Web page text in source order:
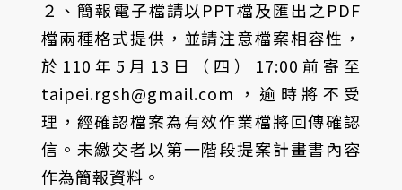
２、簡報電子檔請以PPT檔及匯出之PDF
檔兩種格式提供，並請注意檔案相容性，
於110年5月13日（四）17:00前寄至
taipei.rgsh@gmail.com，逾時將不受
理，經確認檔案為有效作業檔將回傳確認
信。未繳交者以第一階段提案計畫書內容
作為簡報資料。